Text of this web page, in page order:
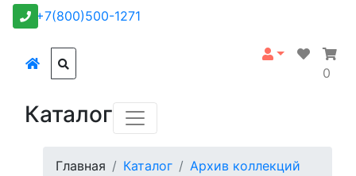
+7(800)500-1271
0
Каталог
Главная Каталог
Архив коллекций